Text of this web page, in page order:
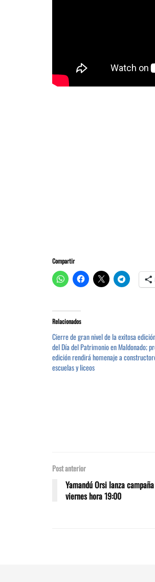
Compartir
Relacionados
Cierre de gran nivel de la exitosa
del Día del Patrimonio en Maldonado;
edición rendirá homenaje a
escuelas y liceos
Post anterior
Yamandú Orsi lanza
viernes hora 19:00